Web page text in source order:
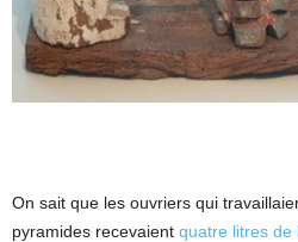
On sait que les ouvriers qui
pyramides recevaient quatre litres de